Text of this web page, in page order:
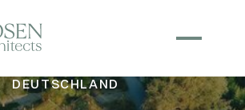
DEUTSCHLAND